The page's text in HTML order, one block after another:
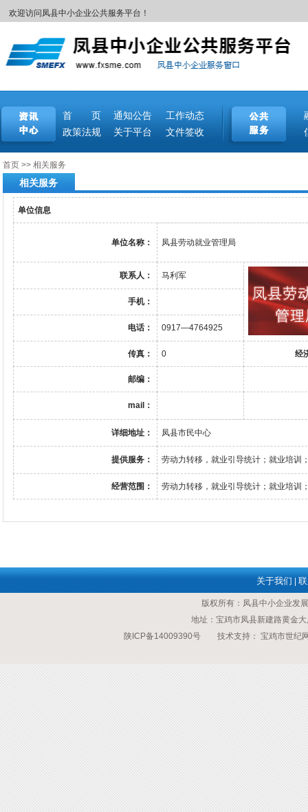
欢迎访问凤县中小企业公共服务平台！
首 页 通知公告 工作动态
政策法规
关于平台 文件签收
首页>> 相关服务
相关服务
单位信息
单位名称： 凤县劳动就业管理局
联系人： 马利军
手机：
电话： 0917—4764925
传真： 0 经
邮编：
mail：
详细地址： 凤县市民中心
提供服务： 劳动力转移，就业引导统计；就业培训
经营范围： 劳动力转移，就业引导统计；就业培训
关于我们
版权所有：凤县中小企业
地址：宝鸡市凤县新建路黄
陕ICP备14009390号 技术支持： 宝鸡市世纪